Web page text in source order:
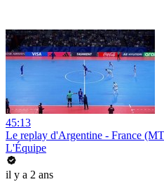
45:13
Le replay d'Argentine - France
L'Équipe
il y a 2 ans